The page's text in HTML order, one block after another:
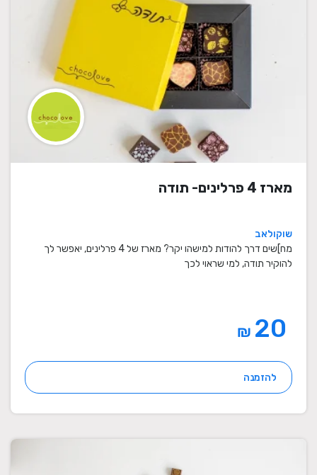
מארז 4 פרלינים- תודה
שוקולאב
מח]שים דרך להודות למישהו יקר? מארז של 4 פרלינים, יאפשר לך
להוקיר תודה, למי שראוי לכך
₪
להזמנה